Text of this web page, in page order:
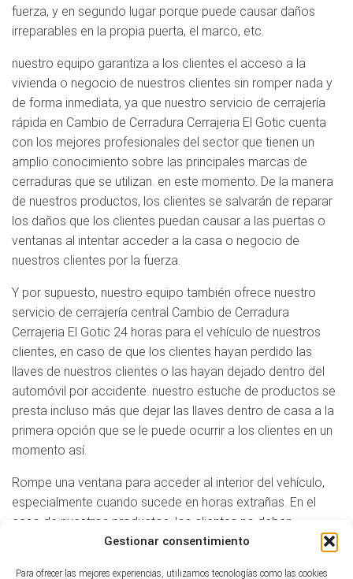
Gestionar consentimiento
Para ofrecer las mejores experiencias, utilizamos tecnologías como las cookies
fuerza, y en segundo lugar porque puede causar daños
irreparables en la propia puerta, el marco, etc.
nuestro equipo garantiza a los clientes el acceso a la
vivienda o negocio de nuestros clientes sin romper nada y
de forma inmediata, ya que nuestro servicio de cerrajería
rápida en Cambio de Cerradura Cerrajeria El Gotic cuenta
con los mejores profesionales del sector que tienen un
amplio conocimiento sobre las principales marcas de
cerraduras que se utilizan. en este momento. De la manera
de nuestros productos, los clientes se salvarán de reparar
los daños que los clientes puedan causar a las puertas o
ventanas al intentar acceder a la casa o negocio de
nuestros clientes por la fuerza.
Y por supuesto, nuestro equipo también ofrece nuestro
servicio de cerrajería central Cambio de Cerradura
Cerrajeria El Gotic 24 horas para el vehículo de nuestros
clientes, en caso de que los clientes hayan perdido las
llaves de nuestros clientes o las hayan dejado dentro del
automóvil por accidente. nuestro estuche de productos se
presta incluso más que dejar las llaves dentro de casa a la
primera opción que se le puede ocurrir a los clientes en un
momento así.
Rompe una ventana para acceder al interior del vehículo,
especialmente cuando sucede en horas extrañas. En el
caso de nuestros productos, los clientes no deben
preocuparse en absoluto ya que nuestro rápido servicio de